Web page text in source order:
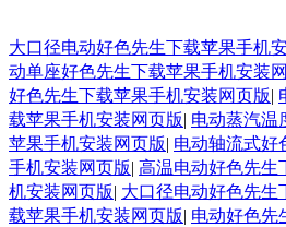
大口径电动好色先生下载苹果手机
动单座好色先生下载苹果手机安装
好色先生下载苹果手机安装网页版|
载苹果手机安装网页版| 电动蒸汽温
苹果手机安装网页版| 电动轴流式好
手机安装网页版| 高温电动好色先生
机安装网页版| 大口径电动好色先生
载苹果手机安装网页版| 电动好色先